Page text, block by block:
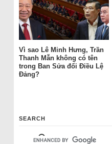
Vì sao Lê Minh Hưng, Trần
Thanh Mẫn không có tên
trong Ban Sửa đổi Điều Lệ
Đảng?
SEARCH